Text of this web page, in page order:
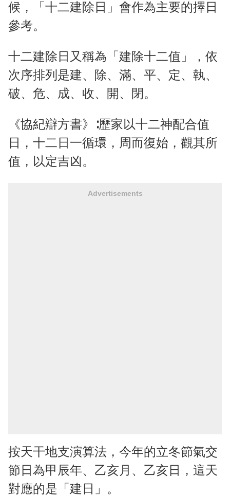
候，「十二建除日」會作為主要的擇日
參考。
十二建除日又稱為「建除十二值」，依
次序排列是建、除、滿、平、定、執、
破、危、成、收、開、閉。
《協紀辯方書》∶歷家以十二神配合值
日，十二日一循環，周而復始，觀其所
值，以定吉凶。
Advertisements
按天干地支演算法，今年的立冬節氣交
節日為甲辰年、乙亥月、乙亥日，這天
對應的是「建日」。